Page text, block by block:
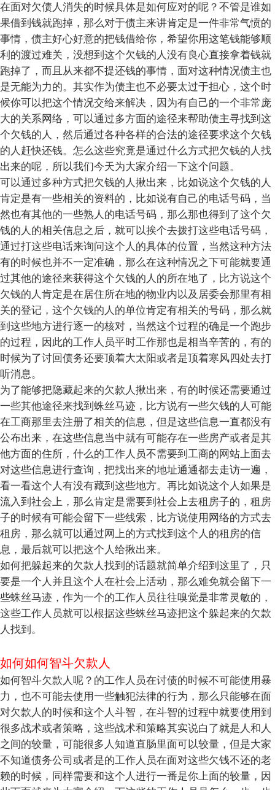
在面对欠债人消失的时候具体是如何应对的呢？不管是谁如
果借到钱就跑掉，那么对于债主来讲肯定是一件非常气愤的
事情，债主好心好意的把钱借给你，希望你用这笔钱能够顺
利的渡过难关，没想到这个欠钱的人没有良心直接拿着钱就
跑掉了，而且从来都不提还钱的事情，面对这种情况债主也
是无能为力的。其实作为债主也不必要太过于担心，这个时
候你可以把这个情况交给来解决，因为有自己的一个非常庞
大的关系网络，可以通过多方面的途径来帮助债主寻找到这
个欠钱的人，然后通过各种各样的合法的途径要求这个欠钱
的人赶快还钱。怎么这些究竟是通过什么方式把欠钱的人找
出来的呢，所以我们今天为大家介绍一下这个问题。
可以通过多种方式把欠钱的人揪出来，比如说这个欠钱的人
肯定是有一些相关的资料的，比如说有自己的电话号码，当
然也有其他的一些熟人的电话号码，那么那也得到了这个欠
钱的人的相关信息之后，就可以挨个去拨打这些电话号码，
通过打这些电话来询问这个人的具体的位置，当然这种方法
有的时候也并不一定准确，那么在这种情况之下可能就要通
过其他的途径来获得这个欠钱的人的所在地了，比方说这个
欠钱的人肯定是在居住所在地的物业内以及居委会那里有相
关的登记，这个欠钱的人的单位肯定有相关的号码，那么就
到这些地方进行逐一的核对，当然这个过程的确是一个跑步
的过程，因此的工作人员平时工作那也是相当辛苦的，有的
时候为了讨回债务还要顶着大太阳或者是顶着寒风四处去打
听消息。
为了能够把隐藏起来的欠款人揪出来，有的时候还需要通过
一些其他途径来找到蛛丝马迹，比方说有一些欠钱的人可能
在工商那里去注册了相关的信息，但是这些信息一直都没有
公布出来，在这些信息当中就有可能存在一些房产或者是其
他方面的住所，什么的工作人员不需要到工商的网站上面去
对这些信息进行查询，把找出来的地址通通都去走访一遍，
看一看这个人有没有藏到这些地方。再比如说这个人如果是
流入到社会上，那么肯定是需要到社会上去租房子的，租房
子的时候有可能会留下一些线索，比方说使用网络的方式去
租房，那么就可以通过网上的方式找到这个人的租房的信
息，最后就可以把这个人给揪出来。
如何把躲起来的欠款人找到的话题就简单介绍到这里了，只
要是一个人并且这个人在社会上活动，那么难免就会留下一
些蛛丝马迹，作为一个的工作人员往往嗅觉是非常灵敏的，
这些工作人员就可以根据这些蛛丝马迹把这个躲起来的欠款
人找到。
如何如何智斗欠款人
如何智斗欠款人呢？的工作人员在讨债的时候不可能使用暴
力，也不可能去使用一些触犯法律的行为，那么只能够在面
对欠款人的时候和这个人斗智，在斗智的过程中就要使用到
很多战术或者策略，这些战术和策略其实说白了就是人和人
之间的较量，可能很多人知道直肠里面可以较量，但是大家
不知道债务公司或者是的工作人员在面对这些欠钱不还的老
赖的时候，同样需要和这个人进行一番是你上面的较量，因